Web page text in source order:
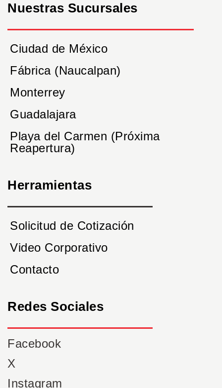
Nuestras Sucursales
Ciudad de México
Fábrica (Naucalpan)
Monterrey
Guadalajara
Playa del Carmen (Próxima
Reapertura)
Herramientas
Solicitud de Cotización
Video Corporativo
Contacto
Redes Sociales
Facebook
X
Instagram